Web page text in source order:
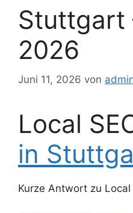
Stuttgart
2026
Juni 11, 2026 von
Local
in
Kurze Antwort zu Local